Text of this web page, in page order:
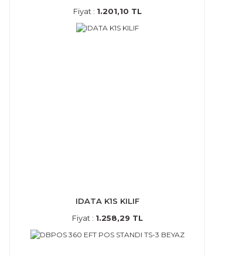
Fiyat : 1.201,10 TL
IDATA K1S KILIF
Fiyat : 1.258,29 TL